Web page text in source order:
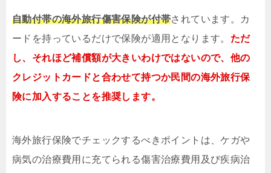
自動付帯の海外旅行傷害保険が付帯されています。カ
ードを持っているだけで保険が適用となります。 ただ
し、それほど補償額が大きいわけではないので、他の
クレジットカードと合わせて持つか民間の海外旅行保
険に加入することを推奨します。
海外旅行保険でチェックするべきポイントは、ケガや
病気の治療費用に充てられる傷害治療費用及び疾病治